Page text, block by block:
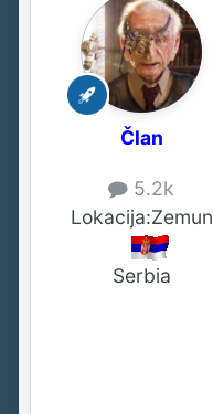
Član
5.2k
Lokacija:Zemun
Serbia